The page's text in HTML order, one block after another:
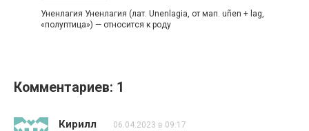
Уненлагия Уненлагия (лат. Unenlagia, от мап. uñen + lag,
«полуптица») — относится к роду
Комментариев: 1
Кирилл 06.04.2023 в 09:17